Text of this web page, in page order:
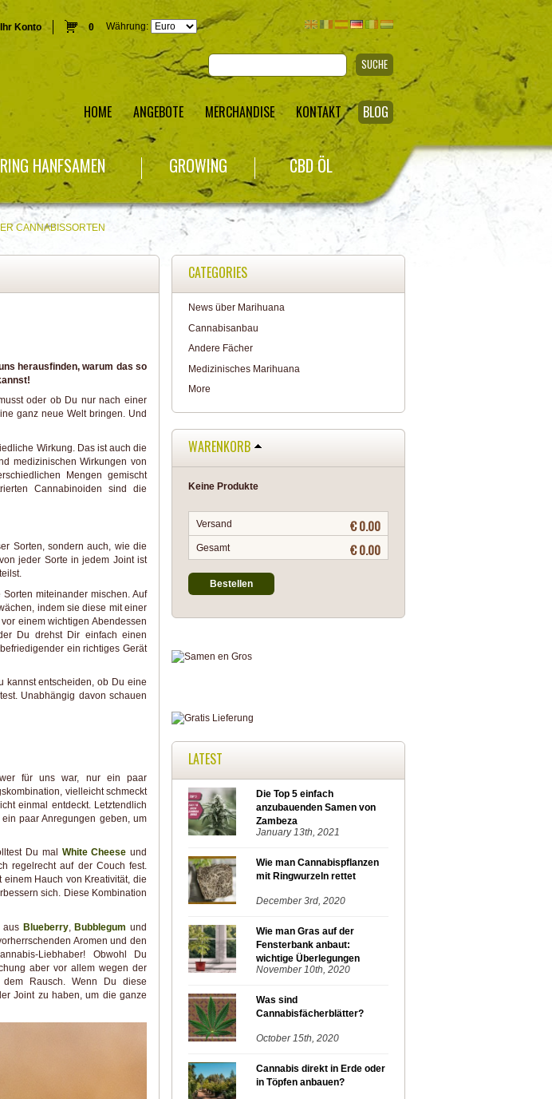
Ihr Konto 0 Währung:
SUCHE
HOME ANGEBOTE MERCHANDISE KONTAKT BLOG
HANFSAMEN GROWING CBD ÖL
CANNABISSORTEN
herausfinden, warum das so
oder ob Du nur nach einer
ganz neue Welt bringen. Und
Wirkung. Das ist auch die
medizinischen Wirkungen von
Mengen gemischt
Cannabinoiden sind die
Sorten, sondern auch, wie die
jeder Sorte in jedem Joint ist
miteinander mischen. Auf
indem sie diese mit einer
einem wichtigen Abendessen
Du drehst Dir einfach einen
ein richtiges Gerät
kannst entscheiden, ob Du eine
Unabhängig davon schauen
für uns war, nur ein paar
vielleicht schmeckt
einmal entdeckt. Letztendlich
paar Anregungen geben, um
Du mal White Cheese und
regelrecht auf der Couch fest.
Hauch von Kreativität, die
sich. Diese Kombination
aus Blueberry,Bubblegum und
Aromen und den
Liebhaber! Obwohl Du
aber vor allem wegen der
Rausch. Wenn Du diese
Joint zu haben, um die ganze
CATEGORIES
News über Marihuana
Cannabisanbau
Andere Fächer
Medizinisches Marihuana
More
WARENKORB
Keine Produkte
Versand € 0.00
Gesamt € 0.00
Bestellen
LATEST
Die Top 5 einfach
anzubauenden Samen von
Zambeza
January 13th, 2021
Wie man Cannabispflanzen
mit Ringwurzeln rettet
December 3rd, 2020
Wie man Gras auf der
Fensterbank anbaut:
wichtige Überlegungen
November 10th, 2020
Was sind
Cannabisfächerblätter?
October 15th, 2020
Cannabis direkt in Erde oder
in Töpfen anbauen?